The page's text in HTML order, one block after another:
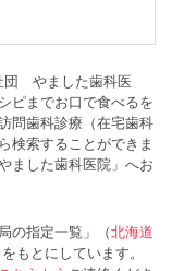
団 やました歯科医
ピまでお口で食べるを
問歯科診療（在宅歯科
検索することができま
した歯科医院」へお
の指定一覧」（北海道
もとにしています。